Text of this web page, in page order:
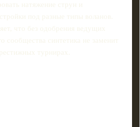
натяжение струн и
под разные типы воланов.
что без одобрения ведущих
сообщества синтетика не заменит
турнирах.